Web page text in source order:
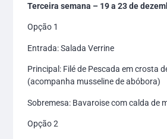
Terceira semana – 19 a 23 de
Opção 1
Entrada: Salada Verrine
Principal: Filé de Pescada em crosta
(acompanha musseline de abóbora)
Sobremesa: Bavaroise com calda de
Opção 2